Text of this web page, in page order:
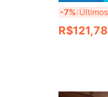
-7%
R$121,78